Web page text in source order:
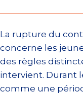
La rupture du
concerne les
des règles
intervient. Durant
comme une